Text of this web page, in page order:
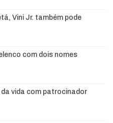
Vini Jr. também pode
com dois nomes
vida com patrocinador